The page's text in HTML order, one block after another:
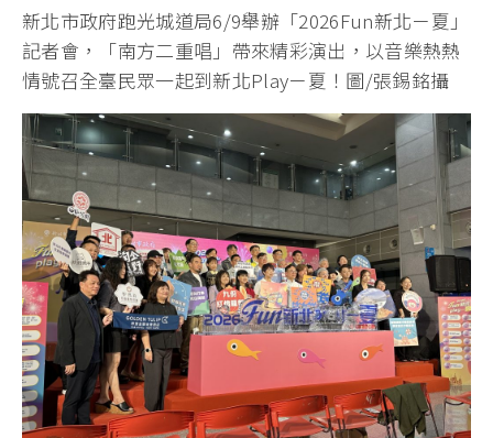
新北市政府跑光城道局6/9舉辦「2026Fun新北ㄧ夏」
記者會，「南方二重唱」帶來精彩演出，以音樂熱熱
情號召全臺民眾一起到新北Playㄧ夏！圖/張錫銘攝